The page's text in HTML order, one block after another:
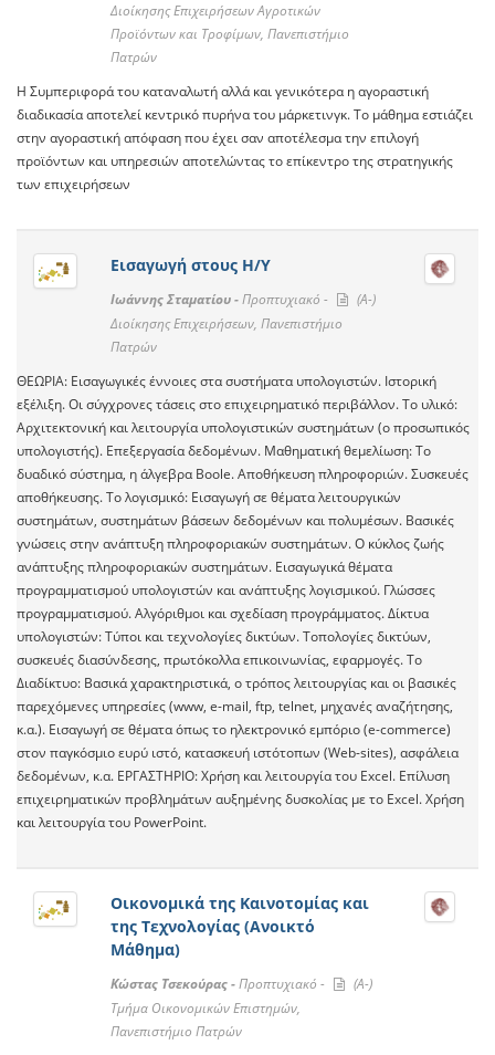
Διοίκησης Επιχειρήσεων Αγροτικών
Προϊόντων και Τροφίμων, Πανεπιστήμιο
Πατρών
Η Συμπεριφορά του καταναλωτή αλλά και γενικότερα η αγοραστική
διαδικασία αποτελεί κεντρικό πυρήνα του μάρκετινγκ. Το μάθημα εστιάζει
στην αγοραστική απόφαση που έχει σαν αποτέλεσμα την επιλογή
προϊόντων και υπηρεσιών αποτελώντας το επίκεντρο της στρατηγικής
των επιχειρήσεων
Εισαγωγή στους Η/Υ
Ιωάννης Σταματίου -Προπτυχιακό -
(A-)
Διοίκησης Επιχειρήσεων, Πανεπιστήμιο
Πατρών
ΘΕΩΡΙΑ: Εισαγωγικές έννοιες στα συστήματα υπολογιστών. Ιστορική
εξέλιξη. Οι σύγχρονες τάσεις στο επιχειρηματικό περιβάλλον. Το υλικό:
Αρχιτεκτονική και λειτουργία υπολογιστικών συστημάτων (ο προσωπικός
υπολογιστής). Επεξεργασία δεδομένων. Μαθηματική θεμελίωση: Το
δυαδικό σύστημα, η άλγεβρα Boole. Αποθήκευση πληροφοριών. Συσκευές
αποθήκευσης. Το λογισμικό: Εισαγωγή σε θέματα λειτουργικών
συστημάτων, συστημάτων βάσεων δεδομένων και πολυμέσων. Βασικές
γνώσεις στην ανάπτυξη πληροφοριακών συστημάτων. Ο κύκλος ζωής
ανάπτυξης πληροφοριακών συστημάτων. Εισαγωγικά θέματα
προγραμματισμού υπολογιστών και ανάπτυξης λογισμικού. Γλώσσες
προγραμματισμού. Αλγόριθμοι και σχεδίαση προγράμματος. Δίκτυα
υπολογιστών: Τύποι και τεχνολογίες δικτύων. Τοπολογίες δικτύων,
συσκευές διασύνδεσης, πρωτόκολλα επικοινωνίας, εφαρμογές. Το
Διαδίκτυο: Βασικά χαρακτηριστικά, ο τρόπος λειτουργίας και οι βασικές
παρεχόμενες υπηρεσίες (www, e-mail, ftp, telnet, μηχανές αναζήτησης,
κ.α.). Εισαγωγή σε θέματα όπως το ηλεκτρονικό εμπόριο (e-commerce)
στον παγκόσμιο ευρύ ιστό, κατασκευή ιστότοπων (Web-sites), ασφάλεια
δεδομένων, κ.α. ΕΡΓΑΣΤΗΡΙΟ: Χρήση και λειτουργία του Excel. Επίλυση
επιχειρηματικών προβλημάτων αυξημένης δυσκολίας με το Excel. Χρήση
και λειτουργία του PowerPoint.
Οικονομικά της Καινοτομίας και
της Τεχνολογίας (Ανοικτό
Μάθημα)
Κώστας Τσεκούρας -Προπτυχιακό -
(A-)
Τμήμα Οικονομικών Επιστημών,
Πανεπιστήμιο Πατρών